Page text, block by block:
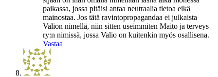
paikassa, jossa pitäisi antaa neutraalia tietoa eikä
mainostaa. Jos tätä ravintopropagandaa ei julkaista
Valion nimellä, niin sitten useimmiten Maito ja terveys
ry:n nimissä, jossa Valio on kuitenkin myös osallisena.
Vastaa